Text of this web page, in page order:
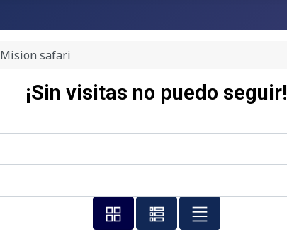
Mision safari
¡Sin visitas no puedo seguir!